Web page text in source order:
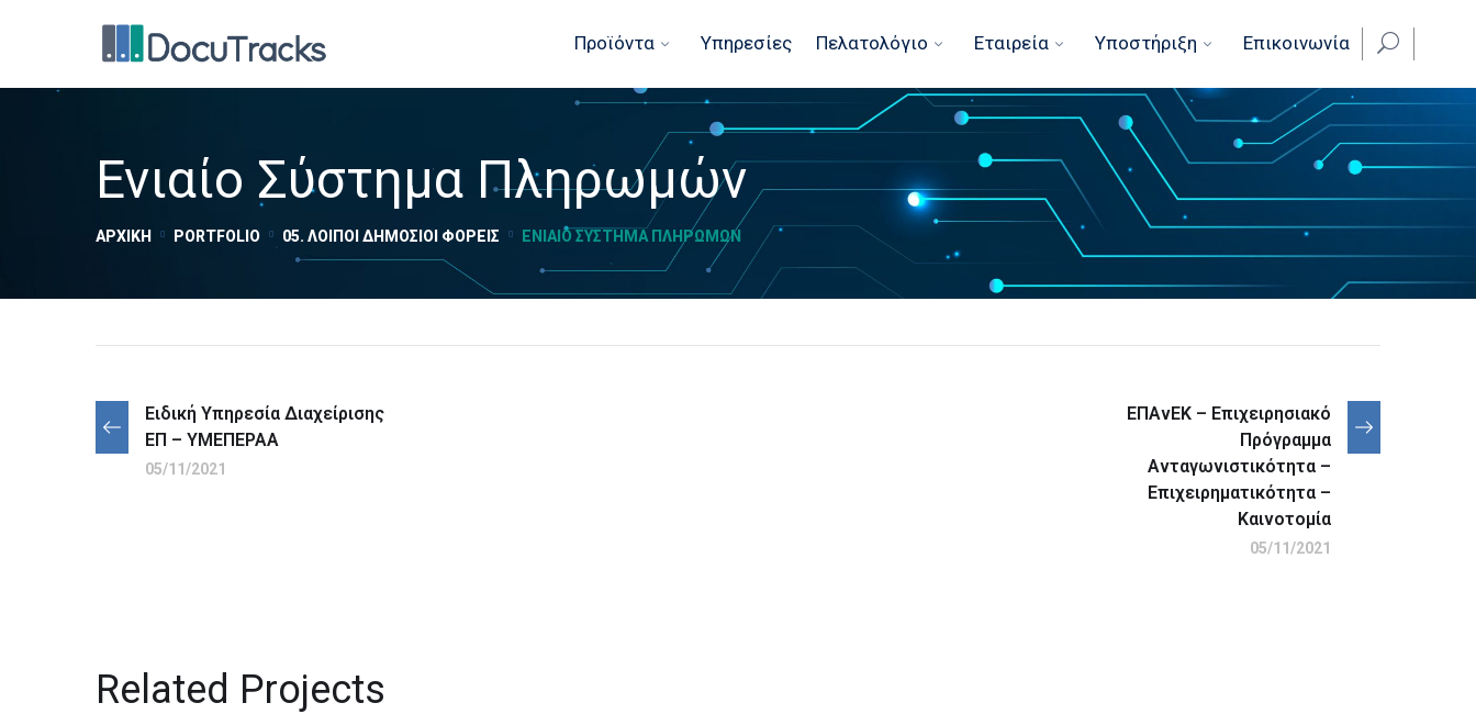
Προϊόντα Υπηρεσίες Πελατολόγιο Εταιρεία Υποστήριξη Επικοινωνία
Ενιαίο Σύστημα Πληρωμών
ΑΡΧΙΚΉ PORTFOLIO 05. ΛΟΙΠΟΊ ΔΗΜΌΣΙΟΙ ΦΟΡΕΊΣ ΕΝΙΑΊΟ ΣΎΣΤΗΜΑ ΠΛΗΡΩΜΏΝ
Ειδική Υπηρεσία Διαχείρισης
ΕΠ – ΥΜΕΠΕΡΑΑ
05/11/2021
ΕΠΑνΕΚ – Επιχειρησιακό
Πρόγραμμα
Ανταγωνιστικότητα –
Επιχειρηματικότητα –
Καινοτομία
05/11/2021
Related Projects